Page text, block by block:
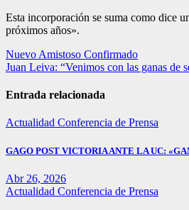
Esta incorporación se suma como dice
próximos años».
Navegación
de
entradas
Nuevo Amistoso Confirmado
Juan Leiva: “Venimos con las ganas de
Entrada relacionada
Actualidad Conferencia de Prensa
GAGO POST VICTORIA ANTE LA UC:
Abr 26, 2026
Actualidad Conferencia de Prensa